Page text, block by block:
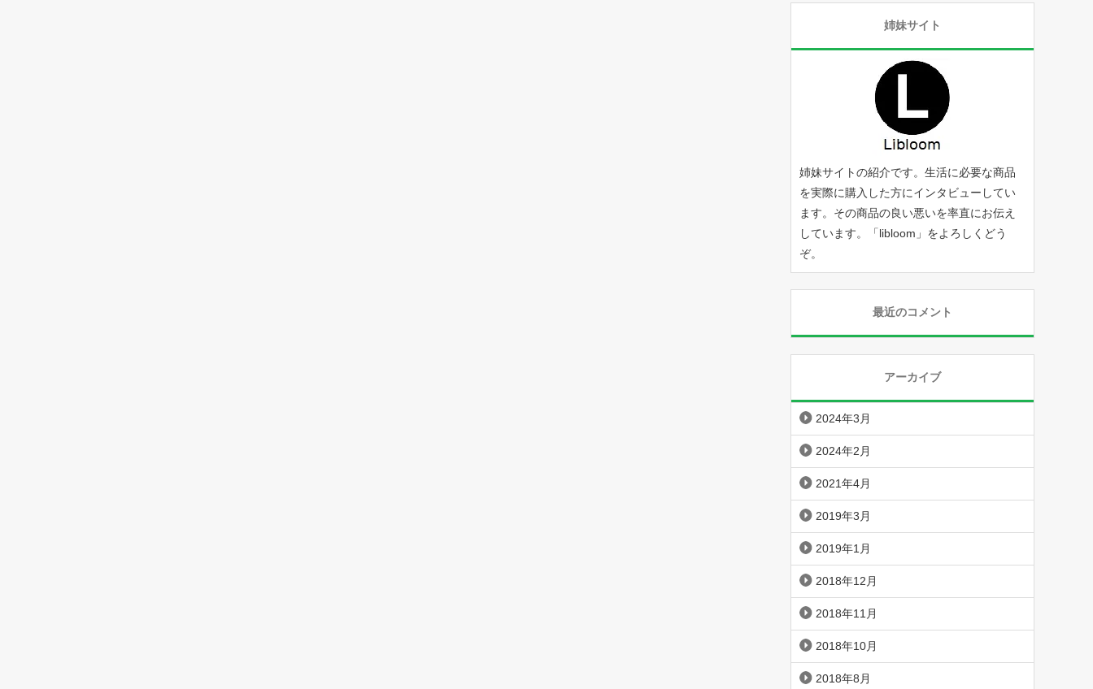
姉妹サイト
姉妹サイトの紹介です。生活に必要な商品
を実際に購入した方にインタビューしてい
ます。その商品の良い悪いを率直にお伝え
しています。「libloom 」をよろしくどう
ぞ。
最近のコメント
アーカイブ
2024年3月
2024年2月
2021年4月
2019年3月
2019年1月
2018年12月
2018年11月
2018年10月
2018年8月